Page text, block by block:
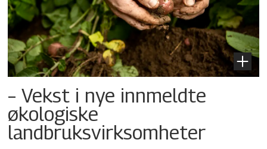
– Vekst i nye innmeldte
økologiske
landbruksvirksomheter